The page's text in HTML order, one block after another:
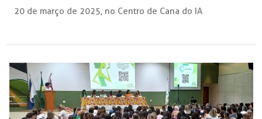
20 de março de 2025, no Centro de Cana do IA